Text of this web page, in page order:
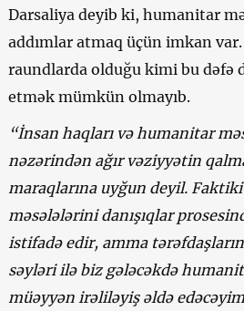
Darsaliya deyib ki, humanitar
addımlar atmaq üçün imkan
raundlarda olduğu kimi bu dəfə
etmək mümkün olmayıb.
“İnsan haqları və humanitar
nəzərindən ağır vəziyyətin
maraqlarına uyğun deyil.
məsələlərini danışıqlar
istifadə edir, amma
səyləri ilə biz gələcəkdə
müəyyən irəliləyiş əldə